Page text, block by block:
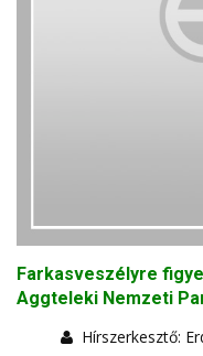
Farkasveszélyre
Aggteleki Nemzeti
Hírszerkesztő: